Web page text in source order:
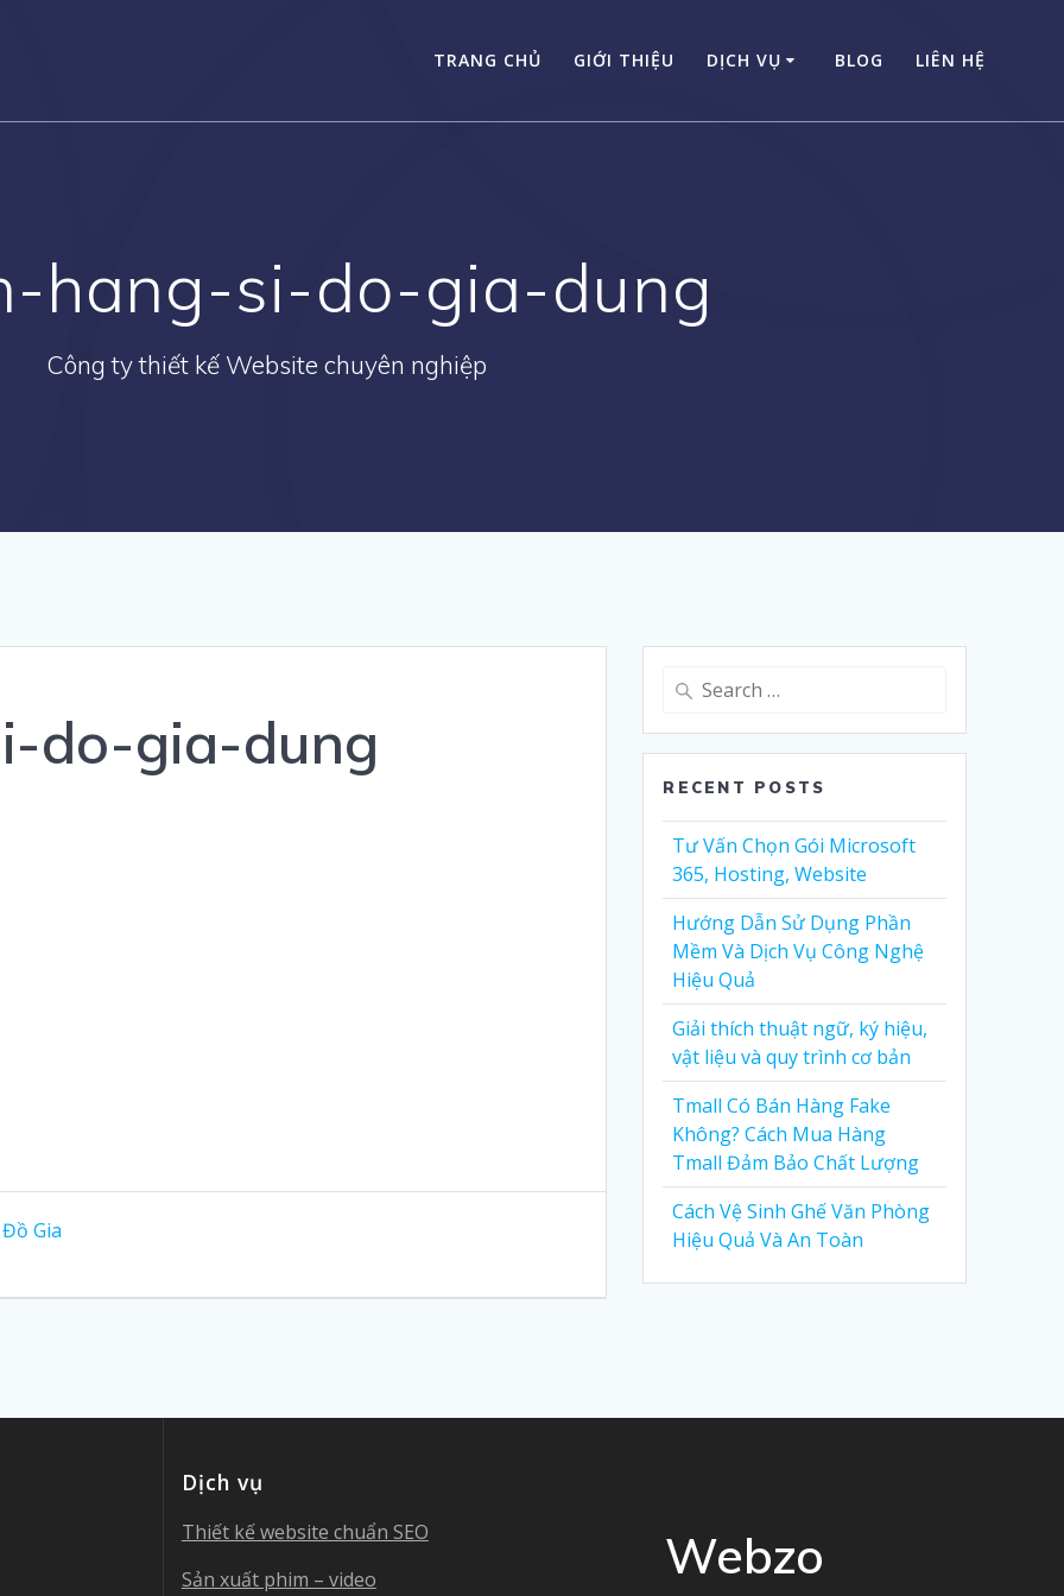
TRANG CHỦ GIỚI THIỆU DỊCH VỤ BLOG LIÊN HỆ
hang-si-do-gia-dung
Công ty thiết kế Website chuyên nghiệp
do-gia-dung
Gia
Search
RECENT POSTS
Tư Vấn Chọn Gói Microsoft
365, Hosting, Website
Hướng Dẫn Sử Dụng Phần
Mềm Và Dịch Vụ Công Nghệ
Hiệu Quả
Giải thích thuật ngữ, ký hiệu,
vật liệu và quy trình cơ bản
Tmall Có Bán Hàng Fake
Không? Cách Mua Hàng
Tmall Đảm Bảo Chất Lượng
Cách Vệ Sinh Ghế Văn Phòng
Hiệu Quả Và An Toàn
Dịch vụ
Thiết kế website chuẩn SEO
Sản xuất phim – video
Webzo